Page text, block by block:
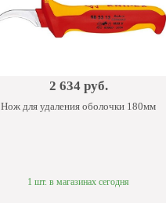
2 634 руб.
Нож для удаления оболочки 180мм
1 шт. в магазинах сегодня